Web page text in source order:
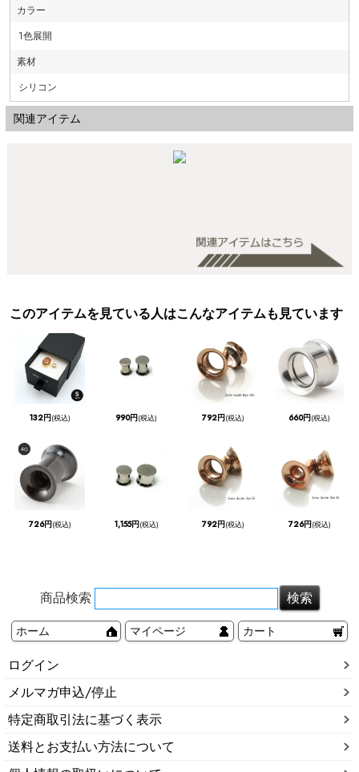
カラー
1色展開
素材
シリコン
関連アイテム
このアイテムを見ている人はこんなアイテムも見ています
132円(税込) 990円(税込) 792円(税込) 660円(税込)
726円(税込) 1,155円(税込) 792円(税込) 726円(税込)
商品検索
ホーム マイページ カート
ログイン
メルマガ申込/停止
特定商取引法に基づく表示
送料とお支払い方法について